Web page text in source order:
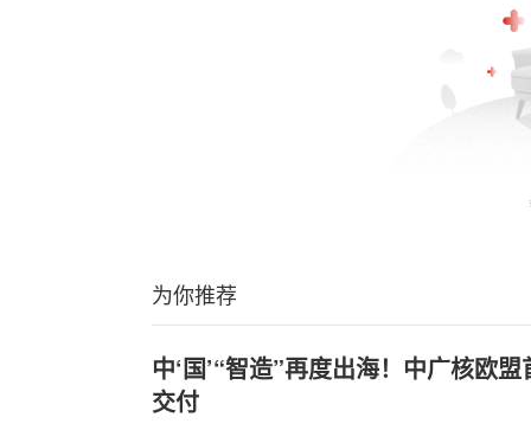
为你推荐
中‘国’“智造”再度出海！中广核欧
交付